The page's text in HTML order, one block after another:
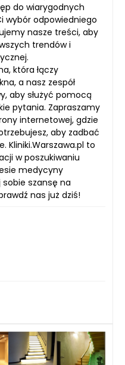
do wiarygodnych
wybór odpowiedniego
nasze treści, aby
trendów i
która łączy
a nasz zespół
aby służyć pomocą
pytania. Zapraszamy
internetowej, gdzie
aby zadbać
Kliniki.Warszawa.pl to
w poszukiwaniu
medycyny
szansę na
nas już dziś!